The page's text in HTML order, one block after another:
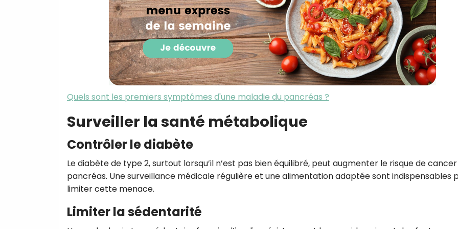
Quels sont les premiers symptômes d'une maladie du pancréas ?
Surveiller la santé métabolique
Contrôler le diabète
Le diabète de type 2, surtout lorsqu’il n’est pas bien équilibré, peut augmenter le risque de
pancréas. Une surveillance médicale régulière et une alimentation adaptée sont indispensables
limiter cette menace.
Limiter la sédentarité